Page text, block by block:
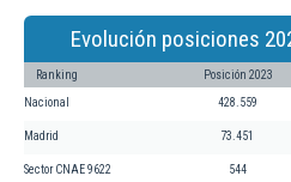
Evolución posiciones
Ranking Posición 2023
Nacional 428.559
Madrid 73.451
Sector CNAE 9622 544